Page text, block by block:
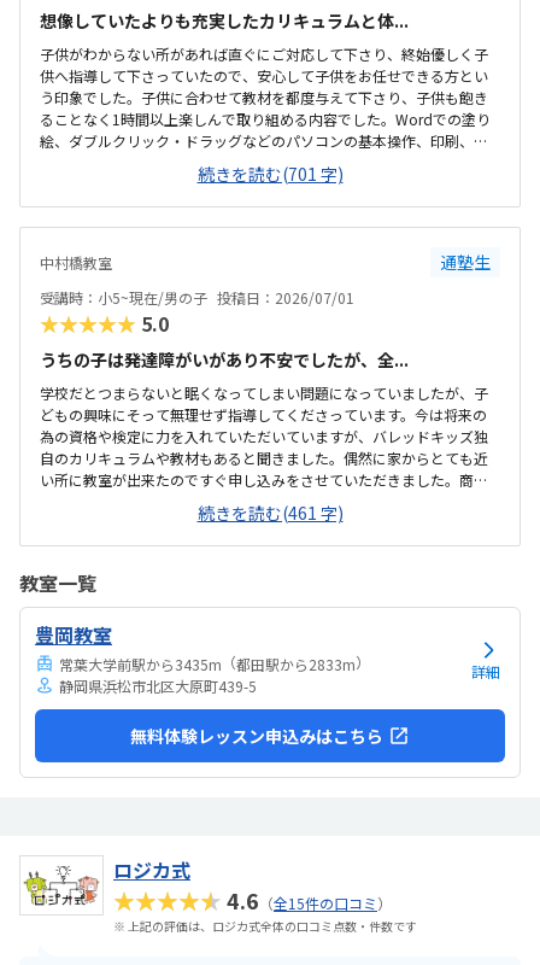
想像していたよりも充実したカリキュラムと体...
子供がわからない所があれば直ぐにご対応して下さり、終始優しく子
供へ指導して下さっていたので、安心して子供をお任せできる方とい
う印象でした。子供に合わせて教材を都度与えて下さり、子供も飽き
ることなく1時間以上楽しんで取り組める内容でした。Wordでの塗り
絵、ダブルクリック・ドラッグなどのパソコンの基本操作、印刷、フ
ォルダ名変更、タイピング練習など、子供に合ったレベル感で教材に
取り組ませて頂き、可愛い絵柄の教材だったので子供にも取り組みや
すそうで好印象な内容でした。最寄り駅から徒歩5分ほどの所にあり、
駐車場や駐輪場が無いのでアクセス面が改善されると尚嬉しいです。
少し小さい子は不安になりそうだと感じました。室内は清潔感があ
り、明るいながらも落ち着いてパソコンに集中できる環境が整ってい
ました。机や椅子も綺麗で不要なものも無く、親と...
続きを読む(701 字)
中村橋教室 通塾生
受講時：小5~現在/男の子 投稿日：2026/07/01
★★★★★ 5.0
うちの子は発達障がいがあり不安でしたが、全...
学校だとつまらないと眠くなってしまい問題になっていましたが、子
どもの興味にそって無理せず指導してくださっています。今は将来の
為の資格や検定に力を入れていただいていますが、バレッドキッズ独
自のカリキュラムや教材もあると聞きました。偶然に家からとても近
い所に教室が出来たのですぐ申し込みをさせていただきました。商店
街の中なので人通りが多く安全です。コロナ禍で始まった教室です。ま
ず入ると手洗いから始まると聞いています。室内も明るく清潔感があ
ります。他に教室の事は分かりませんが、資格や検定の料金のことも
の調査書のためMOSの資格が必要と伝えたところすぐに対応していた
だきました。その後の資格の取得にも積極的に動いてくださり子ども
の自信につながっています。教室の開所時から通っていますが、特に
説明なく講師の先生が何度か替わりました。今は落...
続きを読む(461 字)
教室一覧
豊岡教室
常葉大学前駅から3435m （都田駅から2833m）
静岡県浜松市北区大原町439-5
詳細
無料体験レッスン申込みはこちら
ロジカ式
★★★★★4.6 （全15件の口コミ）
※ 上記の評価は、ロジカ式全体の口コミ点数・件数です